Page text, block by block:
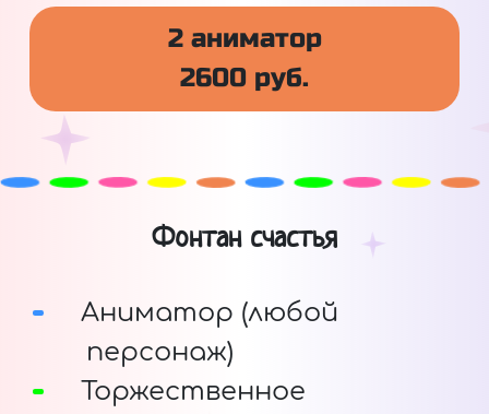
2 аниматор
2600 руб.
Фонтан счастья
Аниматор (любой
персонаж)
Торжественное